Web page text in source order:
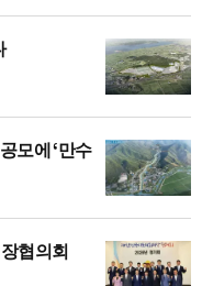
모에 ‘만수
협의회